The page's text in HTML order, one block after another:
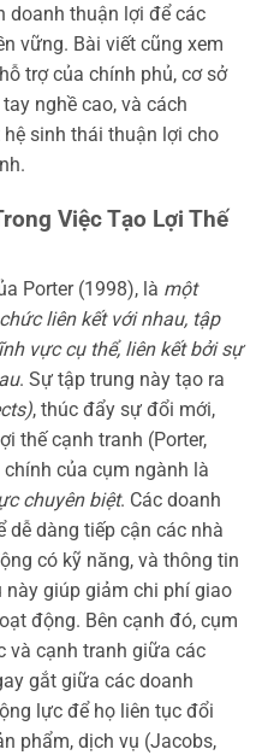
doanh thuận lợi để các
vững. Bài viết cũng xem
trợ của chính phủ, cơ sở
nghề cao, và cách
sinh thái thuận lợi cho
Việc Tạo Lợi Thế
Porter (1998), là một
liên kết với nhau, tập
vực cụ thể, liên kết bởi sự
. Sự tập trung này tạo ra
, thúc đẩy sự đổi mới,
thế cạnh tranh (Porter,
của cụm ngành là
chuyên biệt. Các doanh
dễ dàng tiếp cận các nhà
có kỹ năng, và thông tin
giúp giảm chi phí giao
động. Bên cạnh đó, cụm
và cạnh tranh giữa các
gắt giữa các doanh
lực để họ liên tục đổi
phẩm, dịch vụ (Jacobs,